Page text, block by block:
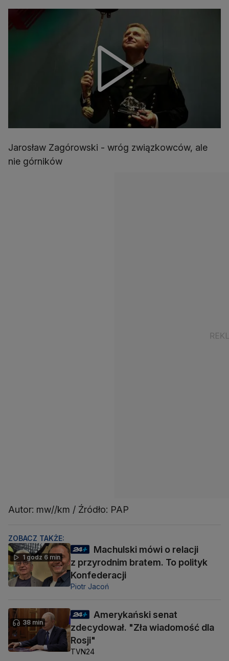
Jarosław Zagórowski - wróg związkowców, ale
nie górników
Autor: mw//km / Źródło: PAP
ZOBACZ TAKŻE:
1 godz 6 min
Machulski mówi o relacji
z przyrodnim bratem. To polityk
Konfederacji
Piotr Jacoń
38 min
Amerykański senat
zdecydował. "Zła wiadomość dla
Rosji"
TVN24